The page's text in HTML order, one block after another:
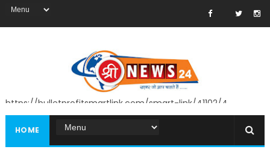
https://bulletprofitsmartlink.com/smart-link/41102/4
HOME